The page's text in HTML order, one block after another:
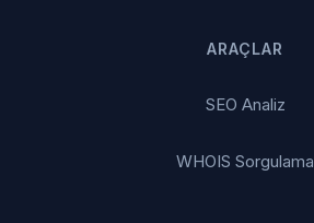
ARAÇLAR
SEO Analiz
WHOIS Sorgulama